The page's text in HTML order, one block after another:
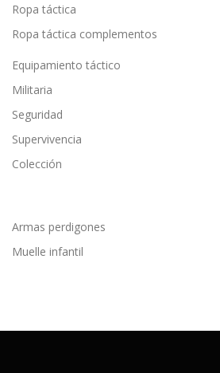
Ropa táctica
Ropa táctica complementos
Equipamiento táctico
Militaria
Seguridad
Supervivencia
Colección
Armas perdigones
Muelle infantil